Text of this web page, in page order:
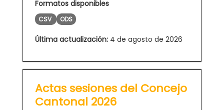
Formatos disponibles
CSV ODS
Última actualización: 4 de agosto de 2026
Actas sesiones del Concejo
Cantonal 2026